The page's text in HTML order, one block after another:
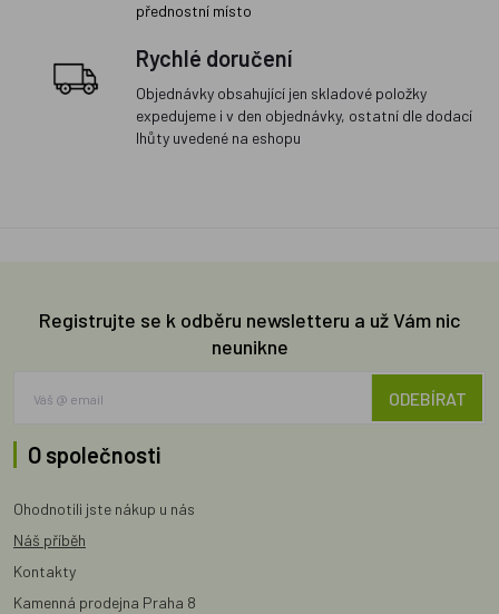
přednostní místo
Rychlé doručení
Objednávky obsahující jen skladové položky
expedujeme i v den objednávky, ostatní dle dodací
lhůty uvedené na eshopu
Registrujte se k odběru newsletteru a už Vám nic
neunikne
ODEBÍRAT
O společnosti
Ohodnotili jste nákup u nás
Náš příběh
Kontakty
Kamenná prodejna Praha 8